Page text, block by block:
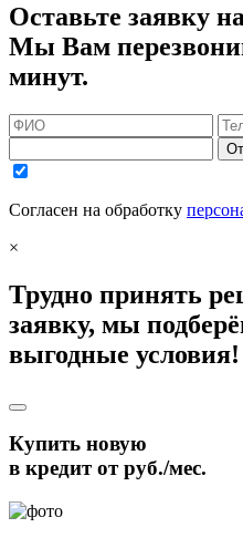
Оставьте заявку
Мы Вам
минут.
Согласен на обработку
×
Трудно принять
заявку, мы
выгодные условия!
Купить новую
в кредит отруб./мес.